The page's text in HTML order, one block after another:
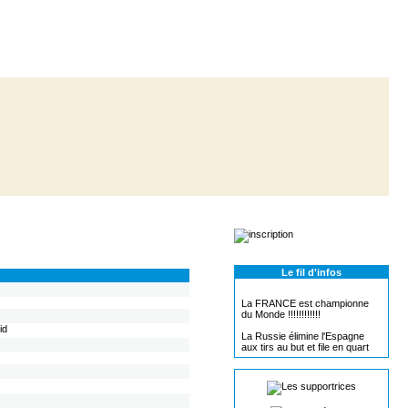
Le fil d'infos
La FRANCE est championne
du Monde !!!!!!!!!!!!
La Russie élimine l'Espagne
aux tirs au but et file en quart
de finale
rejoint les quarts de finale